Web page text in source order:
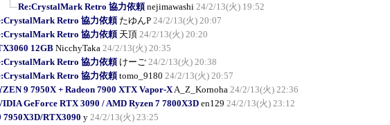
Re:CrystalMark Retro 協力依頼 nejimawashi 24/2/13(火) 19:52
Retro 協力依頼 たゆんP 24/2/13(火) 20:07
Retro 協力依頼 天頂 24/2/13(火) 20:20
12GBNicchyTaka 24/2/13(火) 20:35
Retro 協力依頼 けーご 24/2/13(火) 20:38
Retro 協力依頼 tomo_9180 24/2/13(火) 20:57
9 7950X + Radeon 7900 XTX Vapor-XA_Z_Kornoha 24/2/13(火) 22:36
GeForce RTX 3090 / AMD Ryzen 7 7800X3Den129 24/2/13(火) 23:12
7950X3D/RTX3090 y 24/2/13(火) 23:25